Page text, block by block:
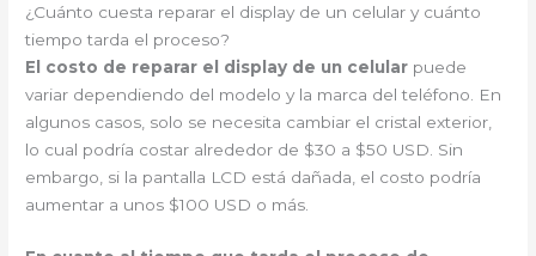
¿Cuánto cuesta reparar el display de un celular y cuánto
tiempo tarda el proceso?
El costo de reparar el display de un celular puede
variar dependiendo del modelo y la marca del teléfono. En
algunos casos, solo se necesita cambiar el cristal exterior,
lo cual podría costar alrededor de $30 a $50 USD. Sin
embargo, si la pantalla LCD está dañada, el costo podría
aumentar a unos $100 USD o más.